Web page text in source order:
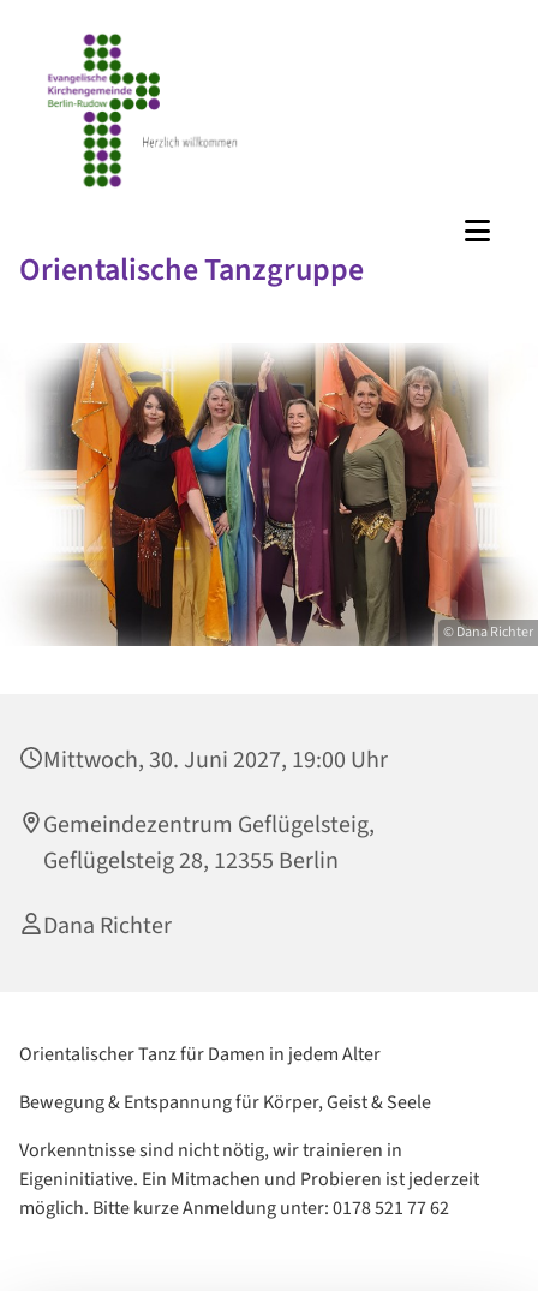
Orientalische Tanzgruppe
© Dana Richter
Mittwoch, 30. Juni 2027, 19:00 Uhr
Gemeindezentrum Geflügelsteig,
Geflügelsteig 28, 12355 Berlin
Dana Richter
Orientalischer Tanz für Damen in jedem Alter
Bewegung & Entspannung für Körper, Geist & Seele
Vorkenntnisse sind nicht nötig, wir trainieren in
Eigeninitiative. Ein Mitmachen und Probieren ist jederzeit
möglich. Bitte kurze Anmeldung unter: 0178 521 77 62